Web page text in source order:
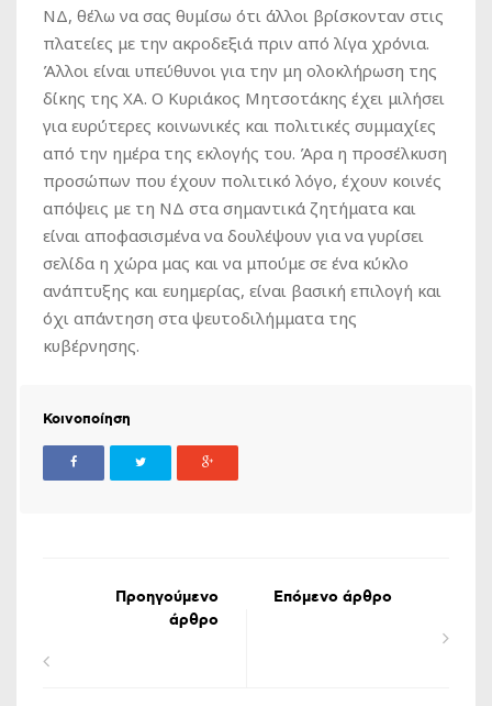
ΝΔ, θέλω να σας θυμίσω ότι άλλοι βρίσκονταν στις
πλατείες με την ακροδεξιά πριν από λίγα χρόνια.
Άλλοι είναι υπεύθυνοι για την μη ολοκλήρωση της
δίκης της ΧΑ. Ο Κυριάκος Μητσοτάκης έχει μιλήσει
για ευρύτερες κοινωνικές και πολιτικές συμμαχίες
από την ημέρα της εκλογής του. Άρα η προσέλκυση
προσώπων που έχουν πολιτικό λόγο, έχουν κοινές
απόψεις με τη ΝΔ στα σημαντικά ζητήματα και
είναι αποφασισμένα να δουλέψουν για να γυρίσει
σελίδα η χώρα μας και να μπούμε σε ένα κύκλο
ανάπτυξης και ευημερίας, είναι βασική επιλογή και
όχι απάντηση στα ψευτοδιλήμματα της
κυβέρνησης.
Κοινοποίηση
Προηγούμενο
άρθρο
Επόμενο άρθρο